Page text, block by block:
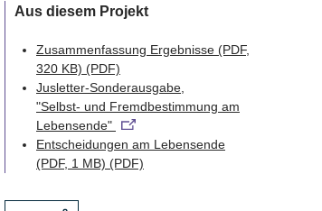
Aus diesem Projekt
Zusammenfassung Ergebnisse (PDF,
320 KB) (PDF)
Jusletter-Sonderausgabe,
"Selbst- und Fremdbestimmung am
Lebensende"
Entscheidungen am Lebensende
(PDF, 1 MB) (PDF)